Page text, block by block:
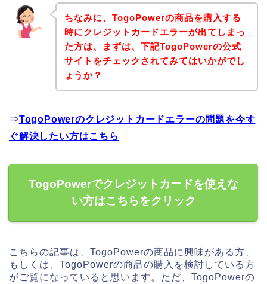
ちなみに、TogoPowerの商品を購入する
時にクレジットカードエラーが出てしまっ
た方は、まずは、下記TogoPowerの公式
サイトをチェックされてみてはいかがでし
ょうか？
⇒TogoPowerのクレジットカードエラーの問題を今す
ぐ解決したい方はこちら
TogoPowerでクレジットカードを使えな
い方はこちらをクリック
こちらの記事は、TogoPowerの商品に興味がある方、
もしくは、TogoPowerの商品の購入を検討している方
がご覧になっていると思います。ただ、TogoPowerの